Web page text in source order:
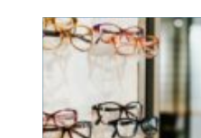
luftkonditionering till
kommersiella frysar och
utrustning. Samtidigt
r...